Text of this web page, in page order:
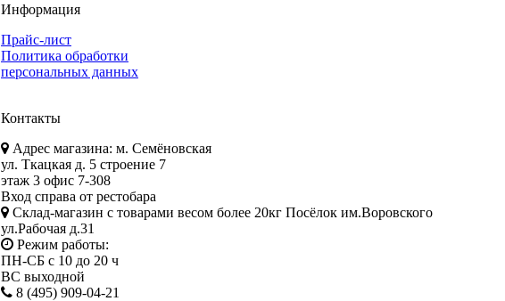
Информация
Прайс-лист
Политика обработки
персональных данных
Контакты
Адрес магазина: м. Семёновская
ул. Ткацкая д. 5 строение 7
этаж 3 офис 7-308
Вход справа от рестобара
Склад-магазин с товарами весом более 20кг Посёлок им.Воровского
ул.Рабочая д.31
Режим работы:
ПН-СБ с 10 до 20 ч
ВС выходной
8 (495) 909-04-21